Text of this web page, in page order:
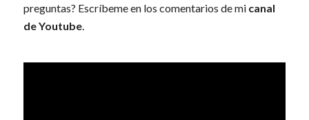
preguntas? Escríbeme en los comentarios de mi canal
de Youtube.